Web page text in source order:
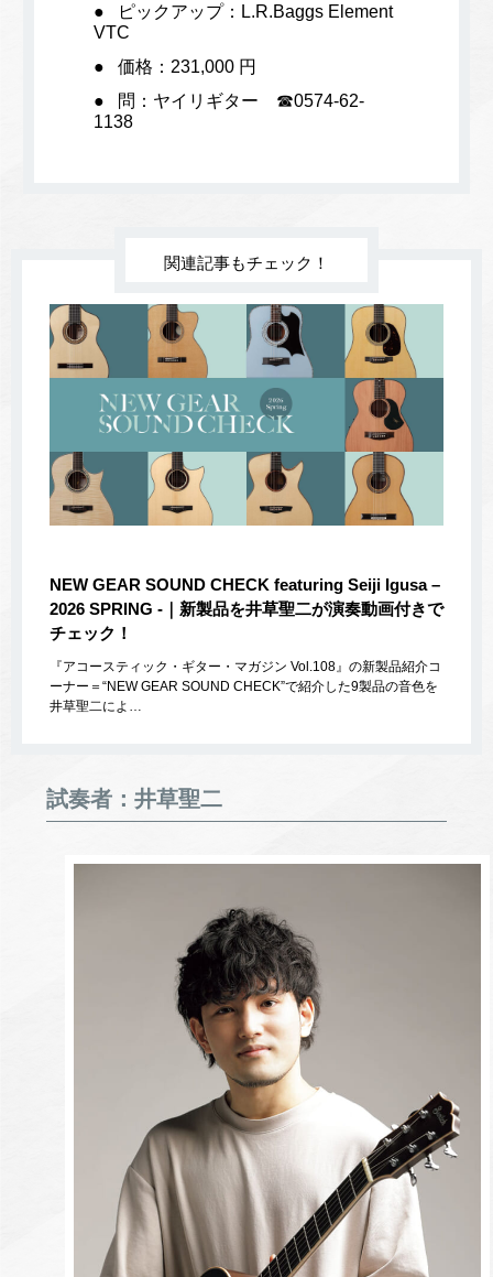
ピックアップ：L.R.Baggs Element
VTC
価格：231,000 円
問：ヤイリギター ☎0574-62-
1138
関連記事もチェック！
NEW GEAR SOUND CHECK featuring Seiji Igusa –
2026 SPRING -｜新製品を井草聖二が演奏動画付きで
チェック！
『アコースティック・ギター・マガジン Vol.108』の新製品紹介コ
ーナー＝“NEW GEAR SOUND CHECK”で紹介した9製品の音色を
井草聖二によ…
試奏者：井草聖二